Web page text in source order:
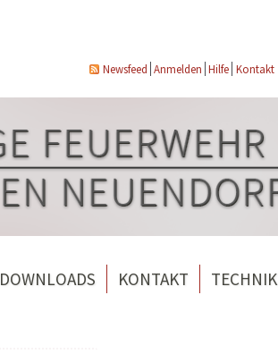
Newsfeed Anmelden Hilfe Kontakt
DOWNLOADS KONTAKT TECHNIK